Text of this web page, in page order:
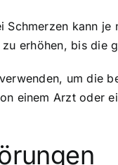
kann
erhöhen, bis die
um die
einem Arzt oder